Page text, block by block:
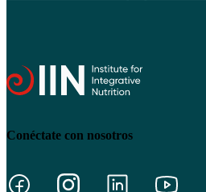
Conéctate con nosotros